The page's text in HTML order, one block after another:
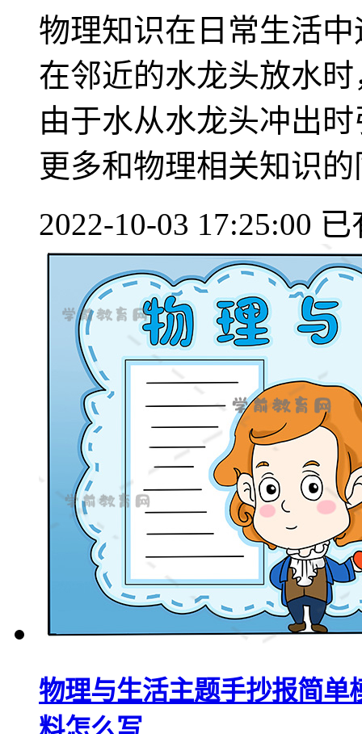
物理知识在日常生活
在邻近的水龙头放水
由于水从水龙头冲出
更多和物理相关知识的
2022-10-03 17:25:00 已
物理与生活主题手抄报简单